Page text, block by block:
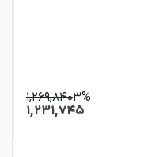
۱,۲۶۹,۸۴۰۳%
۱,۲۳۱,۷۴۵